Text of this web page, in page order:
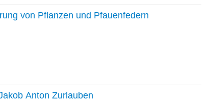
von Pflanzen und Pfauenfedern
Anton Zurlauben